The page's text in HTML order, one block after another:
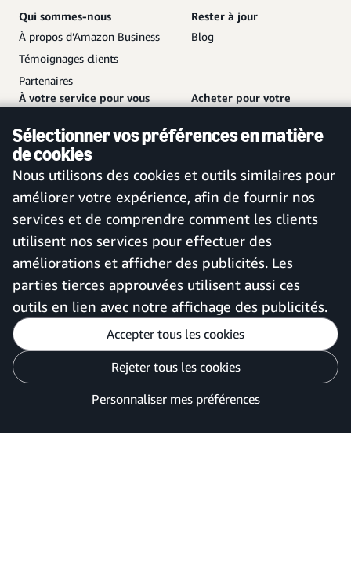
Sélectionner vos préférences en matière
de cookies
Nous utilisons des cookies et outils similaires pour
améliorer votre expérience, afin de fournir nos
services et de comprendre comment les clients
utilisent nos services pour effectuer des
améliorations et afficher des publicités. Les
parties tierces approuvées utilisent aussi ces
outils en lien avec notre affichage des publicités.
Accepter tous les cookies
Rejeter tous les cookies
Personnaliser mes préférences
Qui sommes-nous
À propos d’Amazon Business
Témoignages clients
Partenaires
Rester à jour
Blog
À votre service pour vous
Nous contacter
Service client et assistance
Plan de site
Acheter pour votre
Créer un compte gratuit
Application mobile Amazon
Business
France
Personnaliser mes préférences
Avis de confidentialité
Vos options de confidentialité des publicités